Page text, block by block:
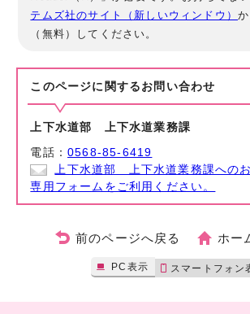
テムズ社のサイト（新しいウィンドウ）
（無料）してください。
このページに関する お問い合わせ
上下水道部 上下水道業務課
電話：0568-85-6419
上下水道部 上下水道業務課への
専用フォームをご利用ください。
前のページへ戻る ホー
PC表示 スマートフォン